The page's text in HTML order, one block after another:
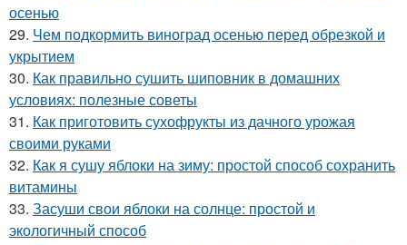
осенью
29. Чем подкормить виноград осенью перед обрезкой и
укрытием
30. Как правильно сушить шиповник в домашних
условиях: полезные советы
31. Как приготовить сухофрукты из дачного урожая
своими руками
32. Как я сушу яблоки на зиму: простой способ сохранить
витамины
33. Засуши свои яблоки на солнце: простой и
экологичный способ